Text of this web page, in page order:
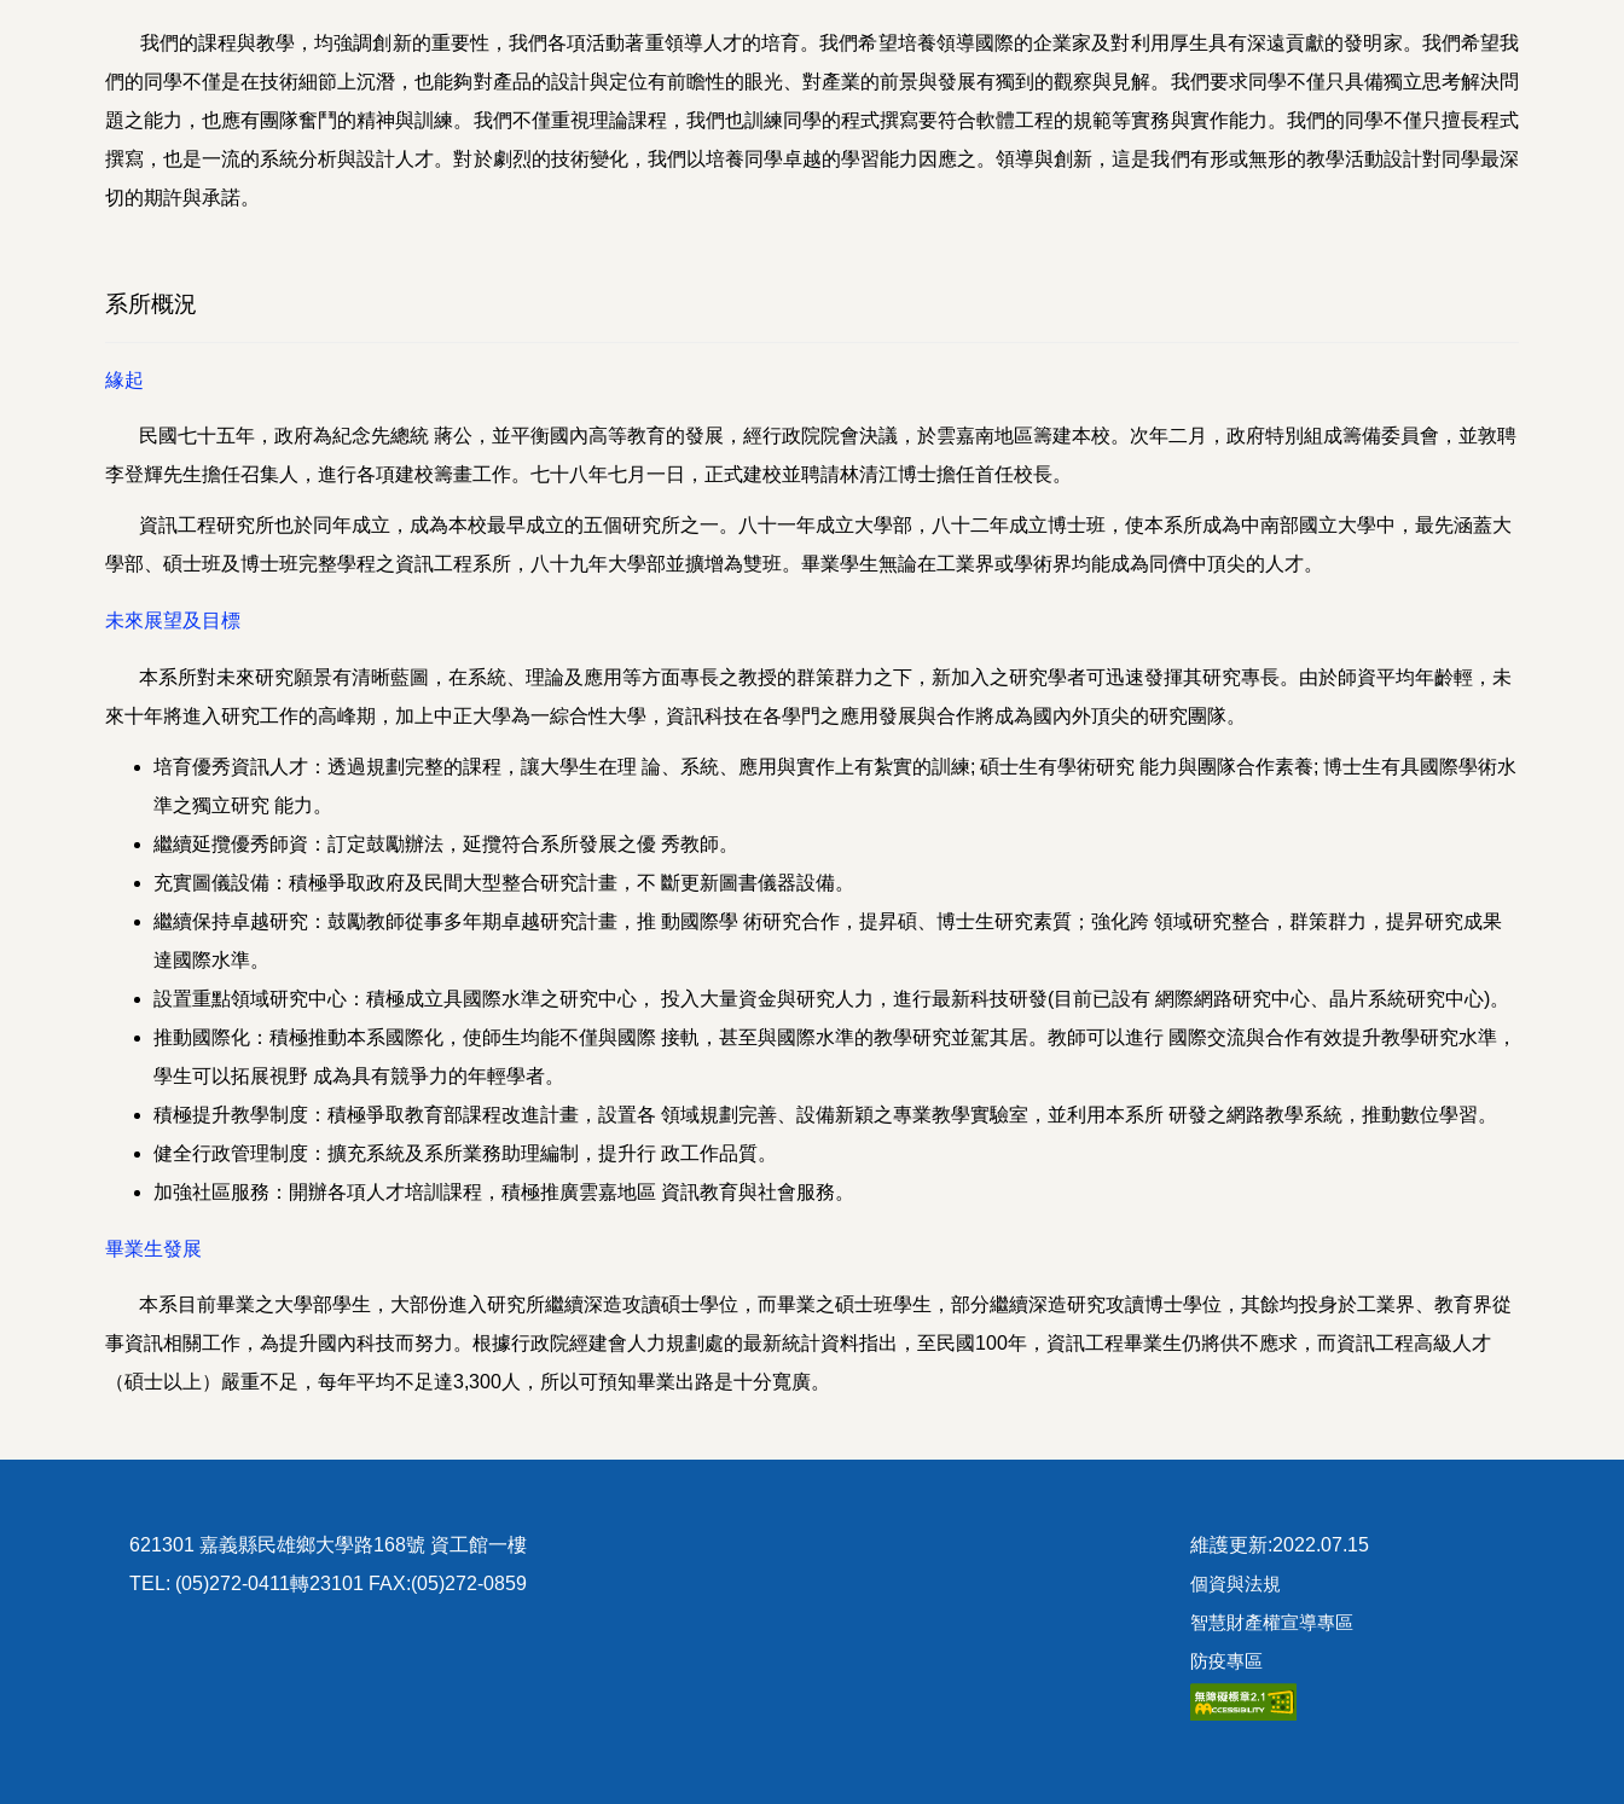
我們的課程與教學，均強調創新的重要性，我們各項活動著重領導人才的培育。我們希望培養領導國際的企業家及對利用厚生具有深遠貢獻的發明家。我們希望我
們的同學不僅是在技術細節上沉潛，也能夠對產品的設計與定位有前瞻性的眼光、對產業的前景與發展有獨到的觀察與見解。我們要求同學不僅只具備獨立思考解決問
題之能力，也應有團隊奮鬥的精神與訓練。我們不僅重視理論課程，我們也訓練同學的程式撰寫要符合軟體工程的規範等實務與實作能力。我們的同學不僅只擅長程式
撰寫，也是一流的系統分析與設計人才。對於劇烈的技術變化，我們以培養同學卓越的學習能力因應之。領導與創新，這是我們有形或無形的教學活動設計對同學最深
切的期許與承諾。
系所概況
緣起
民國七十五年，政府為紀念先總統 蔣公，並平衡國內高等教育的發展，經行政院院會決議，於雲嘉南地區籌建本校。次年二月，政府特別組成籌備委員會，並敦聘
李登輝先生擔任召集人，進行各項建校籌畫工作。七十八年七月一日，正式建校並聘請林清江博士擔任首任校長。
資訊工程研究所也於同年成立，成為本校最早成立的五個研究所之一。八十一年成立大學部，八十二年成立博士班，使本系所成為中南部國立大學中，最先涵蓋大
學部、碩士班及博士班完整學程之資訊工程系所，八十九年大學部並擴增為雙班。畢業學生無論在工業界或學術界均能成為同儕中頂尖的人才。
未來展望及目標
本系所對未來研究願景有清晰藍圖，在系統、理論及應用等方面專長之教授的群策群力之下，新加入之研究學者可迅速發揮其研究專長。由於師資平均年齡輕，未
來十年將進入研究工作的高峰期，加上中正大學為一綜合性大學，資訊科技在各學門之應用發展與合作將成為國內外頂尖的研究團隊。
培育優秀資訊人才：透過規劃完整的課程，讓大學生在理 論、系統、應用與實作上有紮實的訓練; 碩士生有學術研究 能力與團隊合作素養; 博士生有具國際學術水
準之獨立研究 能力。
繼續延攬優秀師資：訂定鼓勵辦法，延攬符合系所發展之優 秀教師。
充實圖儀設備：積極爭取政府及民間大型整合研究計畫，不 斷更新圖書儀器設備。
繼續保持卓越研究：鼓勵教師從事多年期卓越研究計畫，推 動國際學 術研究合作，提昇碩、博士生研究素質；強化跨 領域研究整合，群策群力，提昇研究成果
達國際水準。
設置重點領域研究中心：積極成立具國際水準之研究中心， 投入大量資金與研究人力，進行最新科技研發(目前已設有 網際網路研究中心、晶片系統研究中心)。
推動國際化：積極推動本系國際化，使師生均能不僅與國際 接軌，甚至與國際水準的教學研究並駕其居。教師可以進行 國際交流與合作有效提升教學研究水準，
學生可以拓展視野 成為具有競爭力的年輕學者。
積極提升教學制度：積極爭取教育部課程改進計畫，設置各 領域規劃完善、設備新穎之專業教學實驗室，並利用本系所 研發之網路教學系統，推動數位學習。
健全行政管理制度：擴充系統及系所業務助理編制，提升行 政工作品質。
加強社區服務：開辦各項人才培訓課程，積極推廣雲嘉地區 資訊教育與社會服務。
畢業生發展
本系目前畢業之大學部學生，大部份進入研究所繼續深造攻讀碩士學位，而畢業之碩士班學生，部分繼續深造研究攻讀博士學位，其餘均投身於工業界、教育界從
事資訊相關工作，為提升國內科技而努力。根據行政院經建會人力規劃處的最新統計資料指出，至民國100年，資訊工程畢業生仍將供不應求，而資訊工程高級人才
（碩士以上）嚴重不足，每年平均不足達3,300人，所以可預知畢業出路是十分寬廣。
621301 嘉義縣民雄鄉大學路168號 資工館一樓
TEL: (05)272-0411轉23101 FAX:(05)272-0859
維護更新:2022.07.15
個資與法規
智慧財產權宣導專區
防疫專區